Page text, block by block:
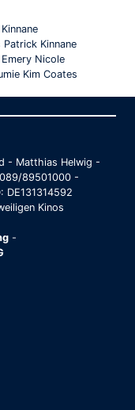
Patrick Kinnane
Nicole
Kim Coates
- Matthias Helwig -
89501000 -
DE131314592
Kinos
-